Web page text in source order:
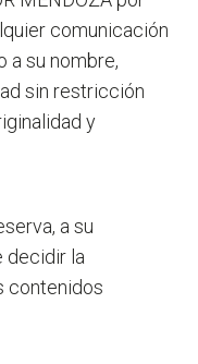
comunicación
a su nombre,
sin restricción
y
a su
decidir la
contenidos